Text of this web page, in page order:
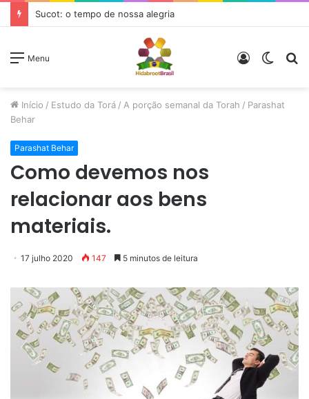
Sucot: o tempo de nossa alegria
Menu
Switch
Entrar
Início / Estudo da Torá / A porção semanal da Torah / Parashat
Behar
Parashat Behar
Como devemos nos
relacionar aos bens
materiais.
17 julho 2020 147 5 minutos de leitura